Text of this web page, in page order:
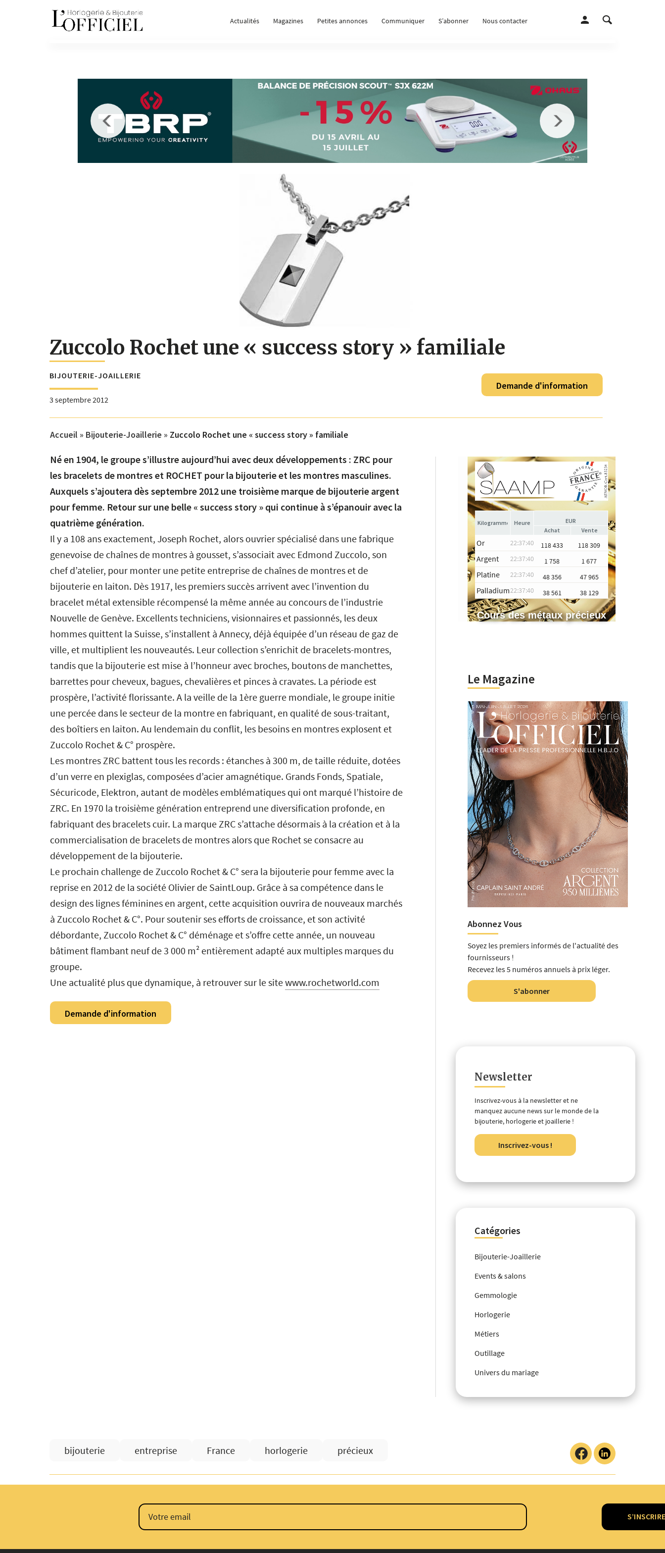
Actualités Magazines Petites annonces Communiquer S’abonner Nous contacter
Zuccolo Rochet une « success story » familiale
BIJOUTERIE-JOAILLERIE
Demande d'information
3 septembre 2012
Accueil » Bijouterie-Joaillerie » Zuccolo Rochet une « success story » familiale
Né en 1904, le groupe s’illustre aujourd’hui avec deux développements : ZRC pour
les bracelets de montres et ROCHET pour la bijouterie et les montres masculines.
Auxquels s’ajoutera dès septembre 2012 une troisième marque de bijouterie argent
pour femme. Retour sur une belle « success story » qui continue à s’épanouir avec la
quatrième génération.
Il y a 108 ans exactement, Joseph Rochet, alors ouvrier spécialisé dans une fabrique
genevoise de chaînes de montres à gousset, s’associait avec Edmond Zuccolo, son
chef d’atelier, pour monter une petite entreprise de chaînes de montres et de
bijouterie en laiton. Dès 1917, les premiers succès arrivent avec l’invention du
bracelet métal extensible récompensé la même année au concours de l’industrie
Nouvelle de Genève. Excellents techniciens, visionnaires et passionnés, les deux
hommes quittent la Suisse, s’installent à Annecy, déjà équipée d’un réseau de gaz de
ville, et multiplient les nouveautés. Leur collection s’enrichit de bracelets-montres,
tandis que la bijouterie est mise à l’honneur avec broches, boutons de manchettes,
barrettes pour cheveux, bagues, chevalières et pinces à cravates. La période est
prospère, l’activité florissante. A la veille de la 1ère guerre mondiale, le groupe initie
une percée dans le secteur de la montre en fabriquant, en qualité de sous-traitant,
des boîtiers en laiton. Au lendemain du conflit, les besoins en montres explosent et
Zuccolo Rochet & C° prospère.
Les montres ZRC battent tous les records : étanches à 300 m, de taille réduite, dotées
d’un verre en plexiglas, composées d’acier amagnétique. Grands Fonds, Spatiale,
Sécuricode, Elektron, autant de modèles emblématiques qui ont marqué l’histoire de
ZRC. En 1970 la troisième génération entreprend une diversification profonde, en
fabriquant des bracelets cuir. La marque ZRC s’attache désormais à la création et à la
commercialisation de bracelets de montres alors que Rochet se consacre au
développement de la bijouterie.
Le prochain challenge de Zuccolo Rochet & C° sera la bijouterie pour femme avec la
reprise en 2012 de la société Olivier de SaintLoup. Grâce à sa compétence dans le
design des lignes féminines en argent, cette acquisition ouvrira de nouveaux marchés
à Zuccolo Rochet & C°. Pour soutenir ses efforts de croissance, et son activité
débordante, Zuccolo Rochet & C° déménage et s’offre cette année, un nouveau
bâtiment flambant neuf de 3 000 m² entièrement adapté aux multiples marques du
groupe.
Une actualité plus que dynamique, à retrouver sur le sitewww.rochetworld.com
Demande d'information
Heure
EUR
Achat
Vente
Or 22:37:40 118 433 118 309
Argent 22:37:40 1 758 1 677
Platine 22:37:40 48 356 47 965
Palladium22:37:40 38 561 38 129
Cours des métaux précieux
Le Magazine
Abonnez Vous
Soyez les premiers informés de l'actualité des
fournisseurs !
Recevez les 5 numéros annuels à prix léger.
S'abonner
Newsletter
Inscrivez-vous à la newsletter et ne
manquez aucune news sur le monde de la
bijouterie, horlogerie et joaillerie !
Inscrivez-vous !
Catégories
Bijouterie-Joaillerie
Events & salons
Gemmologie
Horlogerie
Métiers
Outillage
Univers du mariage
bijouterie entreprise France horlogerie précieux